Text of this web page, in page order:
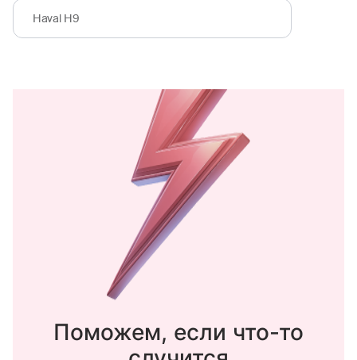
Haval H9
Поможем, если что-то